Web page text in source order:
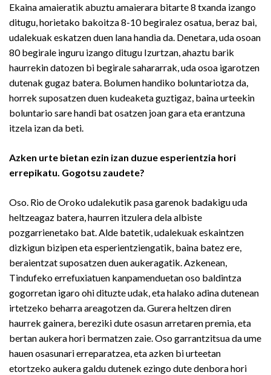
Ekaina amaieratik abuztu amaierara bitarte 8 txanda izango
ditugu, horietako bakoitza 8-10 begiralez osatua, beraz bai,
udalekuak eskatzen duen lana handia da. Denetara, uda osoan
80 begirale inguru izango ditugu Izurtzan, ahaztu barik
haurrekin datozen bi begirale sahararrak, uda osoa igarotzen
dutenak gugaz batera. Bolumen handiko boluntariotza da,
horrek suposatzen duen kudeaketa guztigaz, baina urteekin
boluntario sare handi bat osatzen joan gara eta erantzuna
itzela izan da beti.
Azken urte bietan ezin izan duzue esperientzia hori
errepikatu. Gogotsu zaudete?
Oso. Rio de Oroko udalekutik pasa garenok badakigu uda
heltzeagaz batera, haurren itzulera dela albiste
pozgarrienetako bat. Alde batetik, udalekuak eskaintzen
dizkigun bizipen eta esperientziengatik, baina batez ere,
beraientzat suposatzen duen aukeragatik. Azkenean,
Tindufeko errefuxiatuen kanpamenduetan oso baldintza
gogorretan igaro ohi dituzte udak, eta halako adina dutenean
irtetzeko beharra areagotzen da. Gurera heltzen diren
haurrek gainera, bereziki dute osasun arretaren premia, eta
bertan aukera hori bermatzen zaie. Oso garrantzitsua da ume
hauen osasunari erreparatzea, eta azken bi urteetan
etortzeko aukera galdu dutenek ezingo dute denbora hori